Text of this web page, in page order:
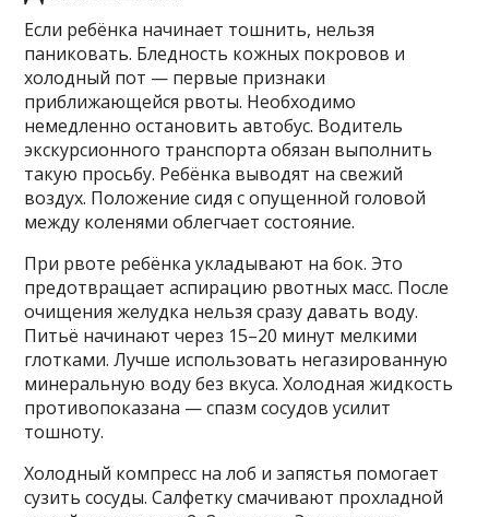
Если ребёнка начинает тошнить, нельзя
паниковать. Бледность кожных покровов и
холодный пот — первые признаки
приближающейся рвоты. Необходимо
немедленно остановить автобус. Водитель
экскурсионного транспорта обязан выполнить
такую просьбу. Ребёнка выводят на свежий
воздух. Положение сидя с опущенной головой
между коленями облегчает состояние.
При рвоте ребёнка укладывают на бок. Это
предотвращает аспирацию рвотных масс. После
очищения желудка нельзя сразу давать воду.
Питьё начинают через 15–20 минут мелкими
глотками. Лучше использовать негазированную
минеральную воду без вкуса. Холодная жидкость
противопоказана — спазм сосудов усилит
тошноту.
Холодный компресс на лоб и запястья помогает
сузить сосуды. Салфетку смачивают прохладной